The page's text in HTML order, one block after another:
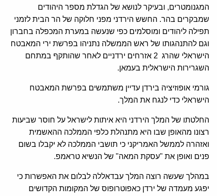
המגנומטרים, ובעיקר לנושא של הגדלת מספר היהודים
שמבקרים בהר. החשש הירדני מפני חלוקה של הר הבית לזמני
תפילה ליהודים ומוסלמים כפי שנעשה במערת המכפלה בחברון
וגם להתנהגותו של ראש הממשלה נתניהו בפרשת ירי המאבטח
הישראלי שהרג 2 אזרחים ירדניים לאחר שהותקף במתחם
השגרירות הישראלית בעמאן.
גורמי אופוזיציה בירדן עדיין משתמשים בפרשת המאבטח
הישראלי כדי לנגח את המלך.
החלטתו של המלך הירדני היא איתות לישראל על חוסר שביעות
רצונו מהאופן שבו היא מתנהלת כלפי הממלכה ההאשמית
ואזהרה לממשל האמריקני כי תושבי הממלכה לא יקבלו בשום
פנים ואופן את "עסקת המאה" של הנשיא טראמפ.
במהלך שעשה רוצה המלך עבדאללה לבלום את האפשרות כי
יפגע מעמדה של ירדן כאפוטרופוס של המקומות הקדושים